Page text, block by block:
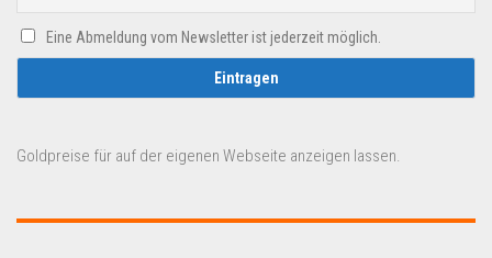
Eine Abmeldung vom Newsletter ist jederzeit möglich.
Goldpreise für auf der eigenen Webseite anzeigen lassen.